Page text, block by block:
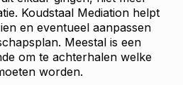
Koudstaal Mediation helpt
en eventueel aanpassen
Meestal is een
om te achterhalen welke
worden.